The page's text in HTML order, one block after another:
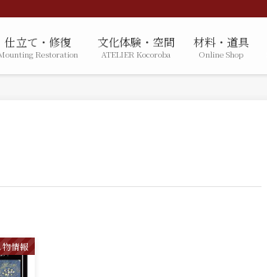
仕立て・修復
Restoration
文化体験・空間
ATELIER Kocoroba
材料・道具
Online Shop
物情報